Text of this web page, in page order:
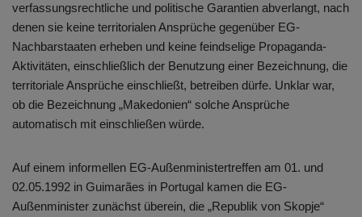
verfassungsrechtliche und politische Garantien abverlangt, nach
denen sie keine territorialen Ansprüche gegenüber EG-
Nachbarstaaten erheben und keine feindselige Propaganda-
Aktivitäten, einschließlich der Benutzung einer Bezeichnung, die
territoriale Ansprüche einschließt, betreiben dürfe. Unklar war,
ob die Bezeichnung „Makedonien“ solche Ansprüche
automatisch mit einschließen würde.
Auf einem informellen EG-Außenministertreffen am 01. und
02.05.1992 in Guimarães in Portugal kamen die EG-
Außenminister zunächst überein, die „Republik von Skopje“